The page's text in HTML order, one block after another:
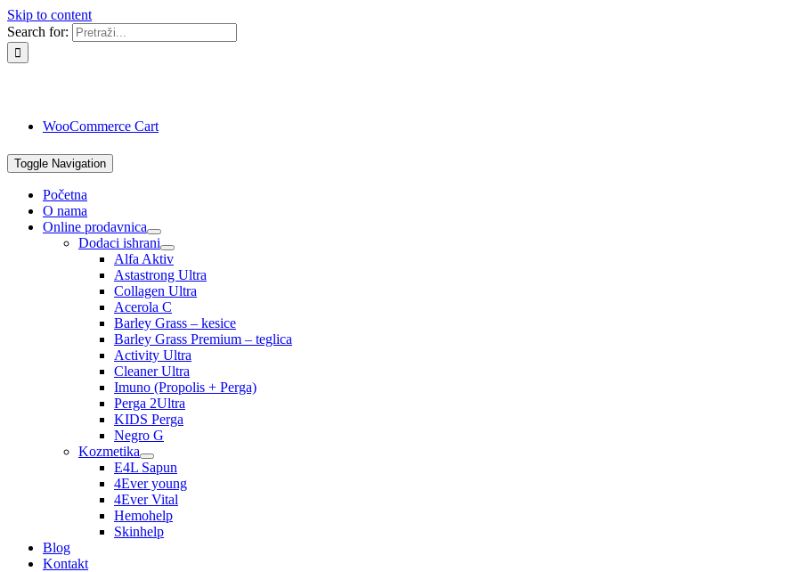
Skip to content
Search for:
WooCommerce Cart
Toggle Navigation
Početna
O nama
Online prodavnica
Dodaci ishrani
Alfa Aktiv
Astastrong Ultra
Collagen Ultra
Acerola C
Barley Grass – kesice
Barley Grass Premium – teglica
Activity Ultra
Cleaner Ultra
Imuno (Propolis + Perga)
Perga 2Ultra
KIDS Perga
Negro G
Kozmetika
E4L Sapun
4Ever young
4Ever Vital
Hemohelp
Skinhelp
Blog
Kontakt